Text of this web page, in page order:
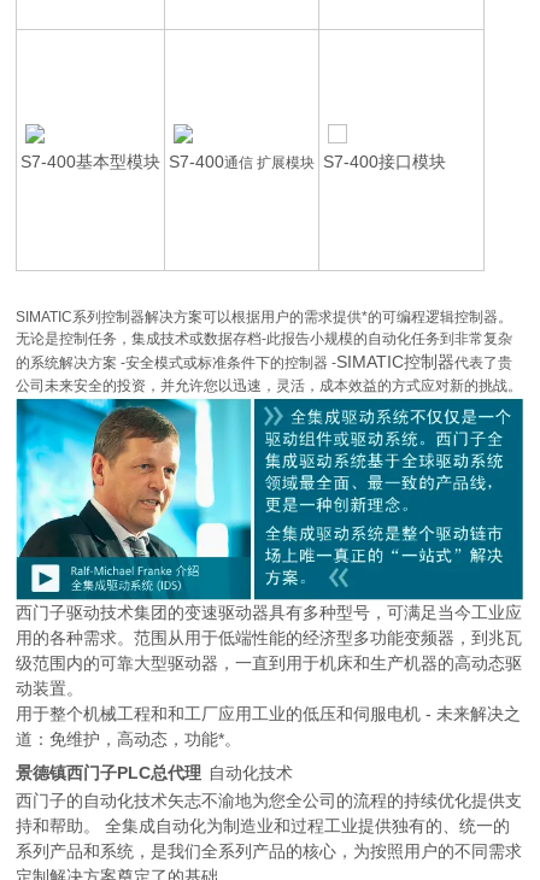
S7-400基本型模块 S7-400通信 扩展模块 S7-400接口模块
SIMATIC系列控制器解决方案可以根据用户的需求提供*的可编程逻辑控制器。
无论是控制任务，集成技术或数据存档-此报告小规模的自动化任务到非常复杂
的系统解决方案 -安全模式或标准条件下的控制器 -SIMATIC控制器代表了贵
公司未来安全的投资，并允许您以迅速，灵活，成本效益的方式应对新的挑战。
西门子驱动技术集团的变速驱动器具有多种型号，可满足当今工业应
用的各种需求。范围从用于低端性能的经济型多功能变频器，到兆瓦
级范围内的可靠大型驱动器，一直到用于机床和生产机器的高动态驱
动装置。
用于整个机械工程和和工厂应用工业的低压和伺服电机 - 未来解决之
道：免维护，高动态，功能*。
景德镇西门子PLC总代理 自动化技术
西门子的自动化技术矢志不渝地为您全公司的流程的持续优化提供支
持和帮助。 全集成自动化为制造业和过程工业提供独有的、统一的
系列产品和系统，是我们全系列产品的核心，为按照用户的不同需求